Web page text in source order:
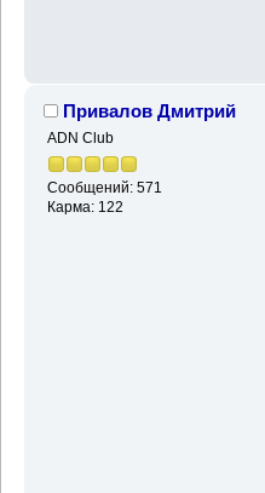
Привалов Дмитрий
ADN Club
Сообщений: 571
Карма: 122